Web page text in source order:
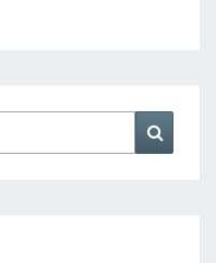
kiếm